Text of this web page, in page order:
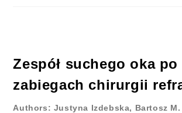
Zespół suchego oka po
zabiegach chirurgii
Authors: Justyna Izdebska, Bartosz M.